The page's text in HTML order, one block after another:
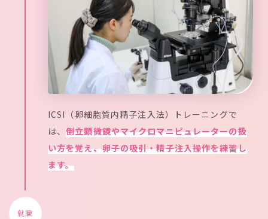
ICSI（卵細胞質内精子注入法）トレーニングで
は、倒立顕微鏡やマイクロマニピュレーターの扱
い方を覚え、卵子の吸引・精子注入操作を練習し
ます。
就職